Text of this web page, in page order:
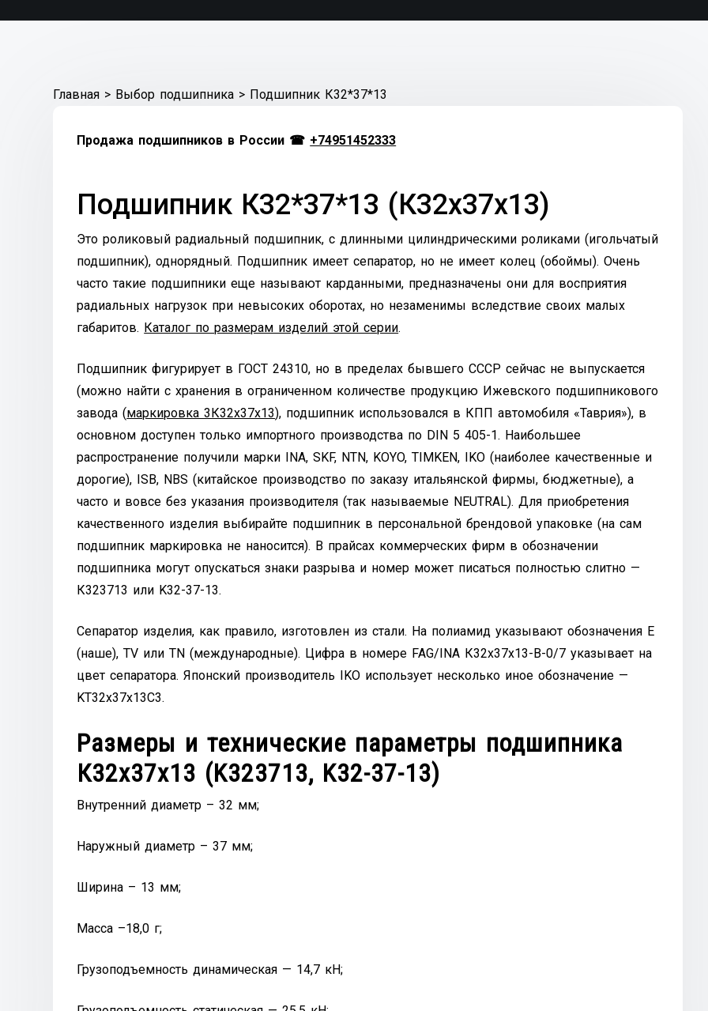
Главная > Выбор подшипника > Подшипник К32*37*13
Продажа подшипников в России ☎ +74951452333
Подшипник К32*37*13 (К32х37х13)
Это роликовый радиальный подшипник, с длинными цилиндрическими роликами (игольчатый
подшипник), однорядный. Подшипник имеет сепаратор, но не имеет колец (обоймы). Очень
часто такие подшипники еще называют карданными, предназначены они для восприятия
радиальных нагрузок при невысоких оборотах, но незаменимы вследствие своих малых
габаритов. Каталог по размерам изделий этой серии.
Подшипник фигурирует в ГОСТ 24310, но в пределах бывшего СССР сейчас не выпускается
(можно найти с хранения в ограниченном количестве продукцию Ижевского подшипникового
завода (маркировка 3К32х37х13), подшипник использовался в КПП автомобиля «Таврия»), в
основном доступен только импортного производства по DIN 5 405-1. Наибольшее
распространение получили марки INA, SKF, NTN, KOYO, TIMKEN, IKO (наиболее качественные и
дорогие), ISB, NBS (китайское производство по заказу итальянской фирмы, бюджетные), а
часто и вовсе без указания производителя (так называемые NEUTRAL). Для приобретения
качественного изделия выбирайте подшипник в персональной брендовой упаковке (на сам
подшипник маркировка не наносится). В прайсах коммерческих фирм в обозначении
подшипника могут опускаться знаки разрыва и номер может писаться полностью слитно —
К323713 или K32-37-13.
Сепаратор изделия, как правило, изготовлен из стали. На полиамид указывают обозначения E
(наше), TV или TN (международные). Цифра в номере FAG/INA К32х37х13-B-0/7 указывает на
цвет сепаратора. Японский производитель IKO использует несколько иное обозначение —
KT32x37x13C3.
Размеры и технические параметры подшипника
К32х37х13 (K323713, K32-37-13)
Внутренний диаметр – 32 мм;
Наружный диаметр – 37 мм;
Ширина – 13 мм;
Масса –18,0 г;
Грузоподъемность динамическая — 14,7 кН;